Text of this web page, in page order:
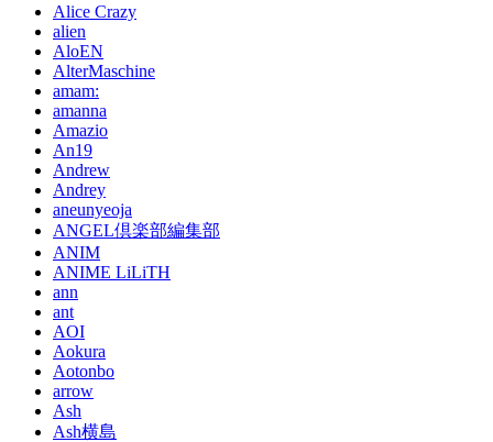
Alice Crazy
alien
AloEN
AlterMaschine
amam:
amanna
Amazio
An19
Andrew
Andrey
aneunyeoja
ANGEL倶楽部編集部
ANIM
ANIME LiLiTH
ann
ant
AOI
Aokura
Aotonbo
arrow
Ash
Ash横島